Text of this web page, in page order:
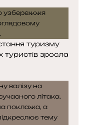
туризму
туристів зросла